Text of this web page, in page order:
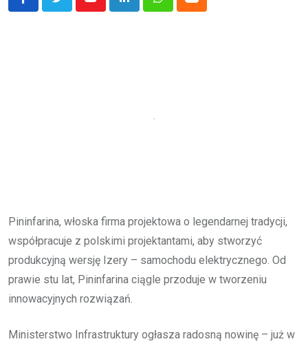
YoutubeLinkedInWhatsappCloud
Pininfarina, włoska firma projektowa o legendarnej tradycji,
współpracuje z polskimi projektantami, aby stworzyć
produkcyjną wersję Izery – samochodu elektrycznego. Od
prawie stu lat, Pininfarina ciągle przoduje w tworzeniu
innowacyjnych rozwiązań.
Ministerstwo Infrastruktury ogłasza radosną nowinę – już w